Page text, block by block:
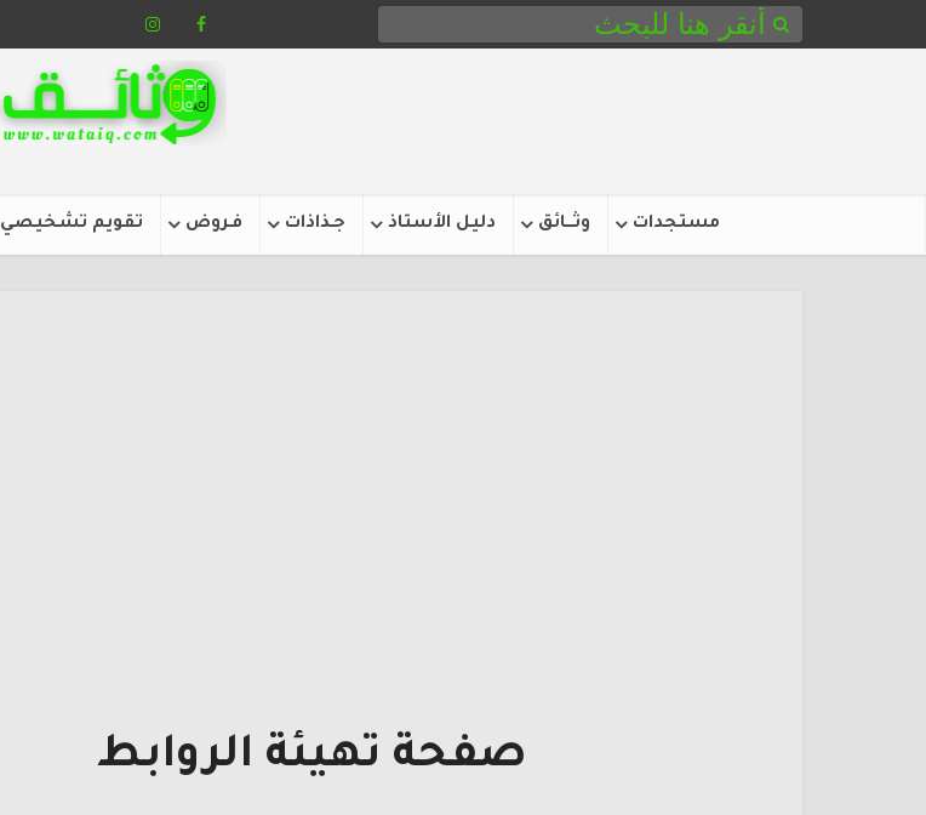
مستجدات وثـــائق دليل الأستاذ جـذاذات فـروض تقويم تشخيصي
صفحة تهيئة الروابط